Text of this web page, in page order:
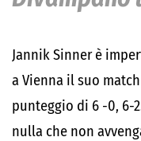
Jannik Sinner è
a Vienna il suo
punteggio di 6 -0, 6-
nulla che non